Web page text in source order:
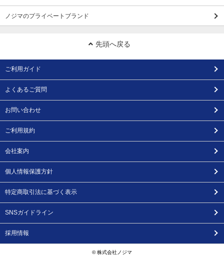
ノジマのプライベートブランド
先頭へ戻る
ご利用ガイド
よくあるご質問
お問い合わせ
ご利用規約
会社案内
個人情報保護方針
特定商取引法に基づく表示
SNSガイドライン
採用情報
© 株式会社ノジマ